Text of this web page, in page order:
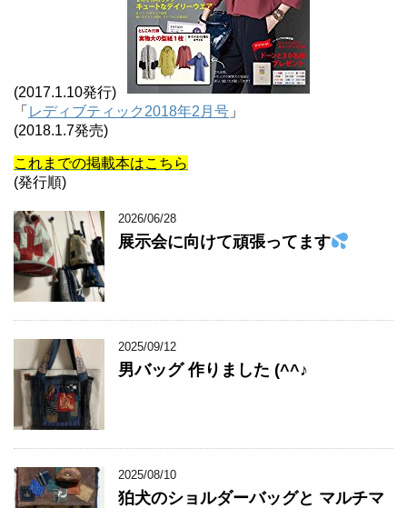
(2017.1.10発行)
「 レディブティック2018年2月号 」
(2018.1.7発売)
これまでの掲載本はこちら
(発行順)
2026/06/28
展示会に向けて頑張ってます
2025/09/12
男バッグ 作りました (^^♪
2025/08/10
狛犬のショルダーバッグと マルチマ